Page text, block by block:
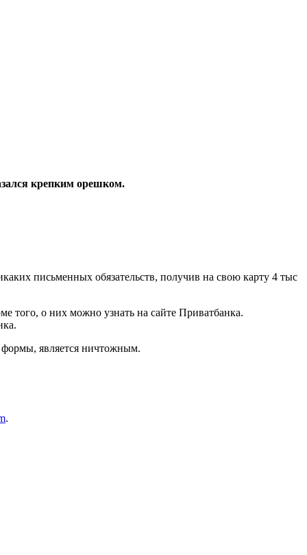
крепким орешком.
письменных обязательств, получив на свою карту 4 тыс
того, о них можно узнать на сайте Приватбанка.
формы, является ничтожным.
.